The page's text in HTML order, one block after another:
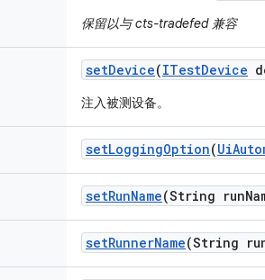
保留以与 cts-tradefed 兼容
setDevice(ITestDevice
注入被测设备。
setLoggingOption(Ui
setRunName(String run
setRunnerName(String